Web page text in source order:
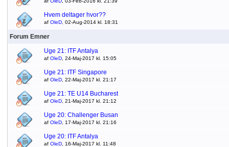
Hvem deltager hvor??
af OleD, 02-Aug-2014 kl. 18:31
Forum Emner
Uge 21: ITF Antalya
af OleD, 24-Maj-2017 kl. 15:05
Uge 21: ITF Singapore
af OleD, 22-Maj-2017 kl. 21:17
Uge 21: TE U14 Bucharest
af OleD, 21-Maj-2017 kl. 21:12
Uge 20: Challenger Busan
af OleD, 17-Maj-2017 kl. 21:16
Uge 20: ITF Antalya
af OleD, 16-Maj-2017 kl. 11:48